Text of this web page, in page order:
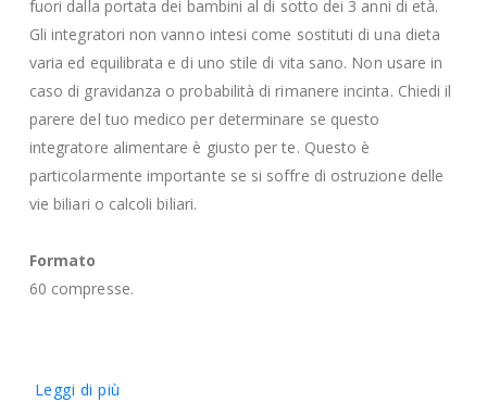
fuori dalla portata dei bambini al di sotto dei 3 anni di età.
Gli integratori non vanno intesi come sostituti di una dieta
varia ed equilibrata e di uno stile di vita sano. Non usare in
caso di gravidanza o probabilità di rimanere incinta. Chiedi il
parere del tuo medico per determinare se questo
integratore alimentare è giusto per te. Questo è
particolarmente importante se si soffre di ostruzione delle
vie biliari o calcoli biliari.
Formato
60 compresse.
Leggi di più